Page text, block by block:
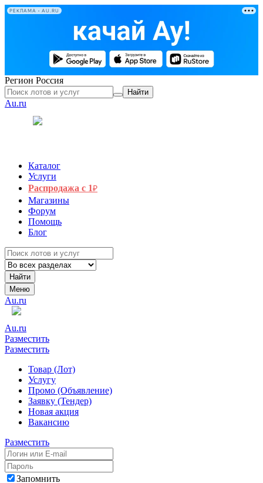
РЕКЛАМА • AU.RU
Регион Россия
Найти
Au.ru
Каталог
Услуги
Распродажа с 1₽
Магазины
Форум
Помощь
Блог
Найти
Меню
Au.ru
Au.ru
Разместить
Разместить
Товар (Лот)
Услугу
Промо (Объявление)
Заявку (Тендер)
Новая акция
Вакансию
Разместить
Запомнить